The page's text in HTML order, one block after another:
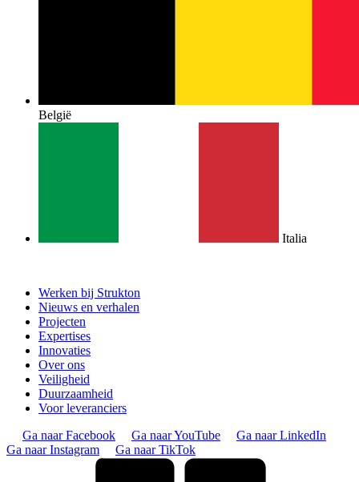
België
Italia
Werken bij Strukton
Nieuws en verhalen
Projecten
Expertises
Innovaties
Over ons
Veiligheid
Duurzaamheid
Voor leveranciers
Ga naar Facebook
Ga naar YouTube
Ga naar LinkedIn
Ga naar Instagram
Ga naar TikTok